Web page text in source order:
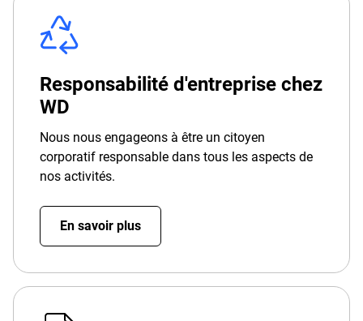
Responsabilité d'entreprise chez
WD
Nous nous engageons à être un citoyen
corporatif responsable dans tous les aspects de
nos activités.
En savoir plus